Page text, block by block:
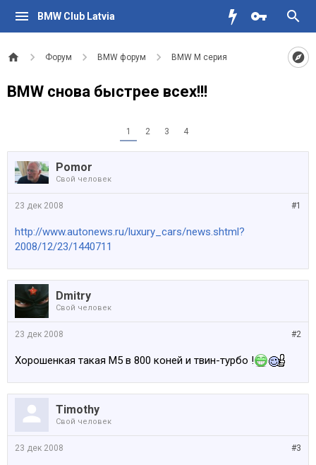
BMW Club Latvia
Форум BMW форум BMW M серия
BMW снова быстрее всех!!!
1 2 3 4
Pomor
Свой человек
#1
23 дек 2008
http://www.autonews.ru/luxury_cars/news.shtml?
2008/12/23/1440711
Dmitry
Свой человек
#2
23 дек 2008
Хорошенкая такая М5 в 800 коней и твин-турбо !
Timothy
Свой человек
#3
23 дек 2008